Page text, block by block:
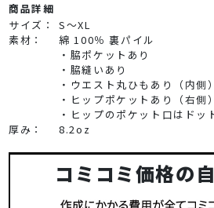
商品詳細
サイズ：
S～XL
素材：
綿 100％ 裏パイル
・脇ポケットあり
・脇縫いあり
・ウエスト丸ひもあり（内側）
・ヒップポケットあり（右側）
・ヒップのポケット口はドッ
厚み：
8.2oz
コミコミ価格の